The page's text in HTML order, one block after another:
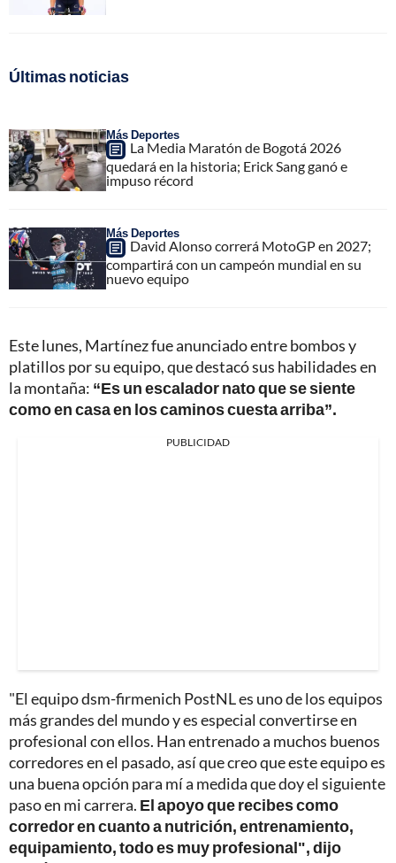
Últimas noticias
Más Deportes
La Media Maratón de Bogotá 2026
quedará en la historia; Erick Sang ganó e
impuso récord
Más Deportes
David Alonso correrá MotoGP en 2027;
compartirá con un campeón mundial en su
nuevo equipo
Este lunes, Martínez fue anunciado entre bombos y
platillos por su equipo, que destacó sus habilidades en
la montaña: “Es un escalador nato que se siente
como en casa en los caminos cuesta arriba”.
PUBLICIDAD
"El equipo dsm-firmenich PostNL es uno de los equipos
más grandes del mundo y es especial convertirse en
profesional con ellos. Han entrenado a muchos buenos
corredores en el pasado, así que creo que este equipo es
una buena opción para mí a medida que doy el siguiente
paso en mi carrera. El apoyo que recibes como
corredor en cuanto a nutrición, entrenamiento,
equipamiento, todo es muy profesional", dijo